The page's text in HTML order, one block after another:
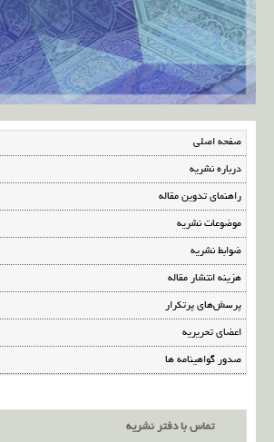
صفحه اصلی
درباره نشریه
راهنمای تدوین مقاله
موضوعات نشریه
ضوابط نشریه
هزینه انتشار مقاله
پرسش‌های پرتکرار
اعضای تحریریه
صدور گواهینامه ها
تماس با دفتر نشریه